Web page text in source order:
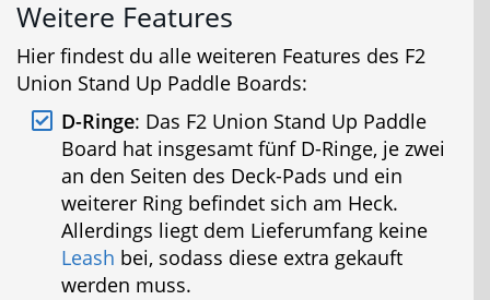
Weitere Features
Hier findest du alle weiteren Features des F2
Union Stand Up Paddle Boards:
D-Ringe: Das F2 Union Stand Up Paddle
Board hat insgesamt fünf D-Ringe, je zwei
an den Seiten des Deck-Pads und ein
weiterer Ring befindet sich am Heck.
Allerdings liegt dem Lieferumfang keine
Leash bei, sodass diese extra gekauft
werden muss.